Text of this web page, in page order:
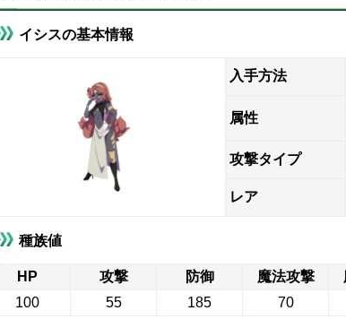
イシスの基本情報
入手方法
属性
攻撃タイプ
レア
種族値
HP 攻撃 防御 魔法攻撃
100
55 185 70